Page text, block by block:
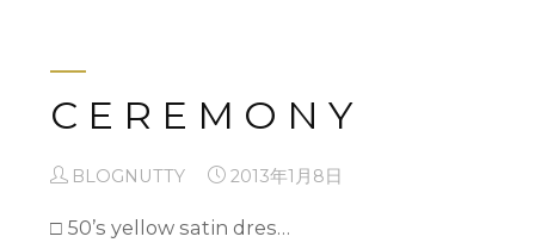
C E R E M O N Y
BLOGNUTTY 2013年1月8日
□ 50’s yellow satin dres…